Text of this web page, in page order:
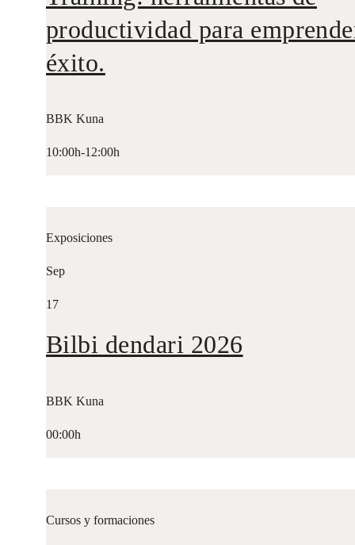
productividad para
éxito.
BBK Kuna
10:00h-12:00h
Exposiciones
Sep
17
Bilbi dendari 2026
BBK Kuna
00:00h
Cursos y formaciones